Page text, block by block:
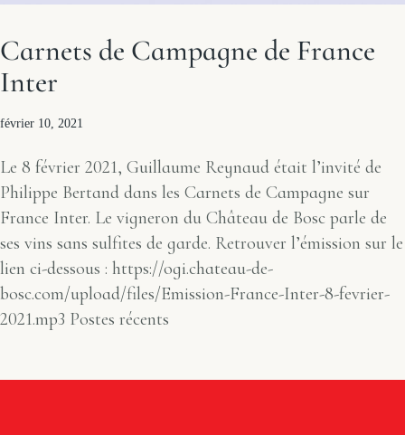
Carnets de Campagne de France
Inter
février 10, 2021
Le 8 février 2021, Guillaume Reynaud était l’invité de
Philippe Bertand dans les Carnets de Campagne sur
France Inter. Le vigneron du Château de Bosc parle de
ses vins sans sulfites de garde. Retrouver l’émission sur le
lien ci-dessous : https://ogi.chateau-de-
bosc.com/upload/files/Emission-France-Inter-8-fevrier-
2021.mp3 Postes récents